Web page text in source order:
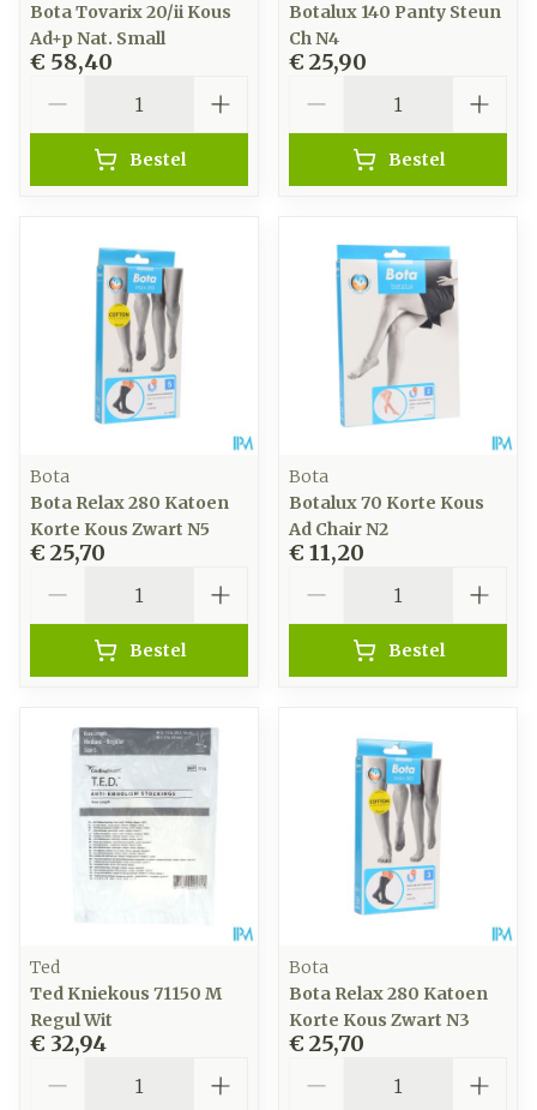
Bota Tovarix 20/ii Kous
Ad+p Nat. Small
€ 58,40
Bestel
Botalux 140 Panty Steun
Ch N4
€ 25,90
Bestel
Bota
Bota Relax 280 Katoen
Korte Kous Zwart N5
€ 25,70
Bestel
Bota
Botalux 70 Korte Kous
Ad Chair N2
€ 11,20
Bestel
Ted
Ted Kniekous 71150 M
Regul Wit
€ 32,94
Bota
Bota Relax 280 Katoen
Korte Kous Zwart N3
€ 25,70